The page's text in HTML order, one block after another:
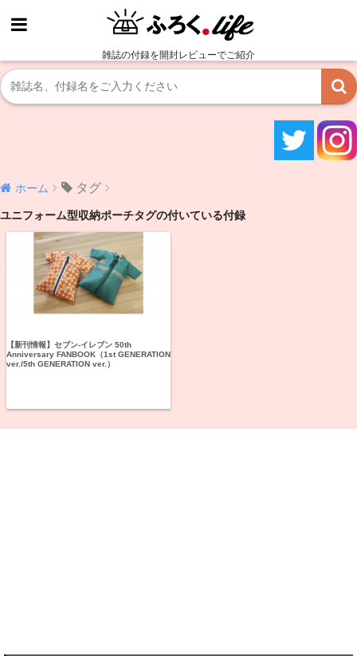
雑誌の付録を開封レビューでご紹介
ホーム タグ
ユニフォーム型収納ポーチタグの付いている付録
【新刊情報】セブン‐イレブン 50th
Anniversary FANBOOK（1st GENERATION
ver./5th GENERATION ver.）